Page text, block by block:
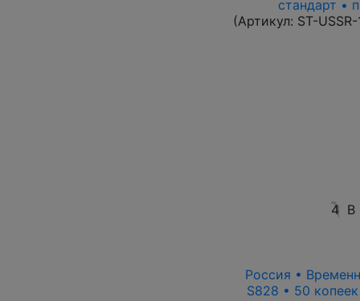
стандарт •
(Артикул: ST-
4 В
Россия •
S828 • 50